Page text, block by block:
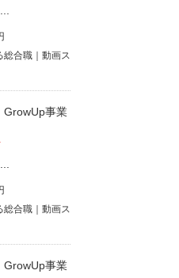
総合職｜動画ス
GrowUp事業
総合職｜動画ス
GrowUp事業